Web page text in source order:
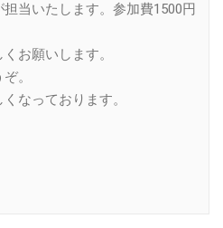
当いたします。参加費1500円
お願いします。
。
なっております。